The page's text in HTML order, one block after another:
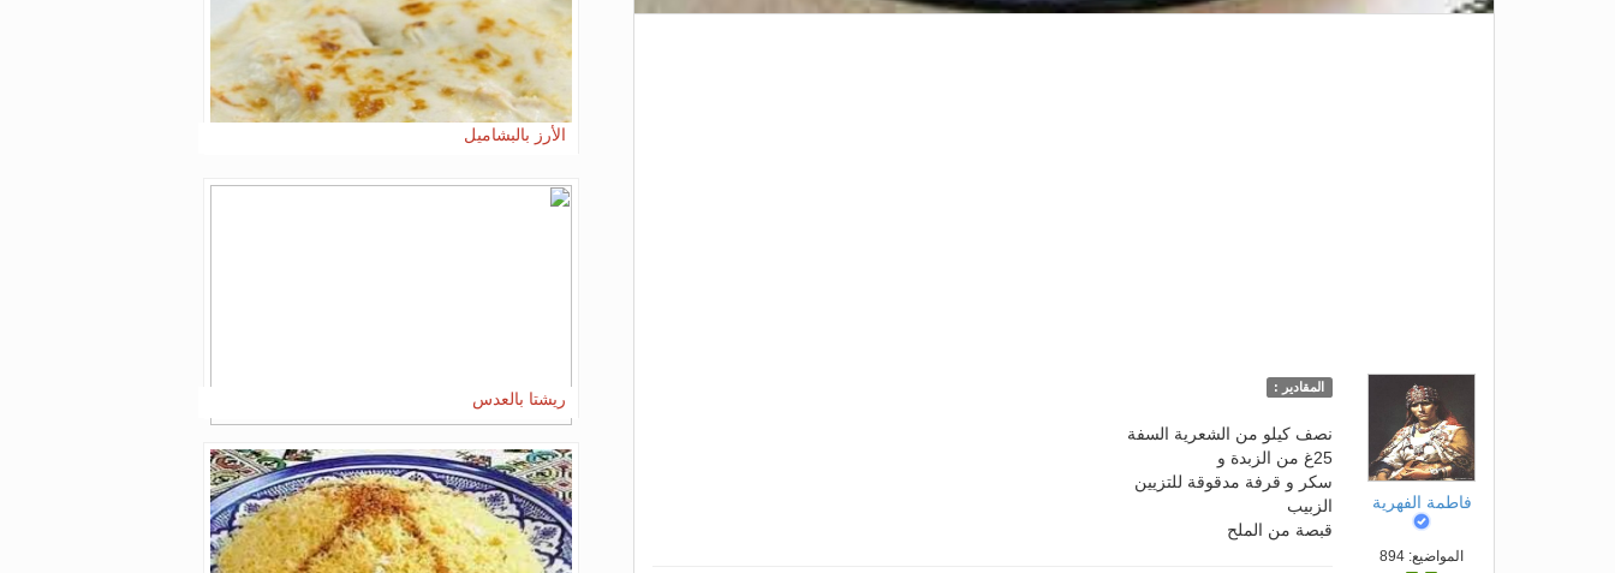
فاطمة الفهرية
المواضيع: 894
المقادير :
نصف كيلو من الشعرية السفة
25غ من الزبدة و
سكر و قرفة مدقوقة للتزيين
الزبيب
قبصة من الملح
الأرز بالبشاميل
ريشتا بالعدس